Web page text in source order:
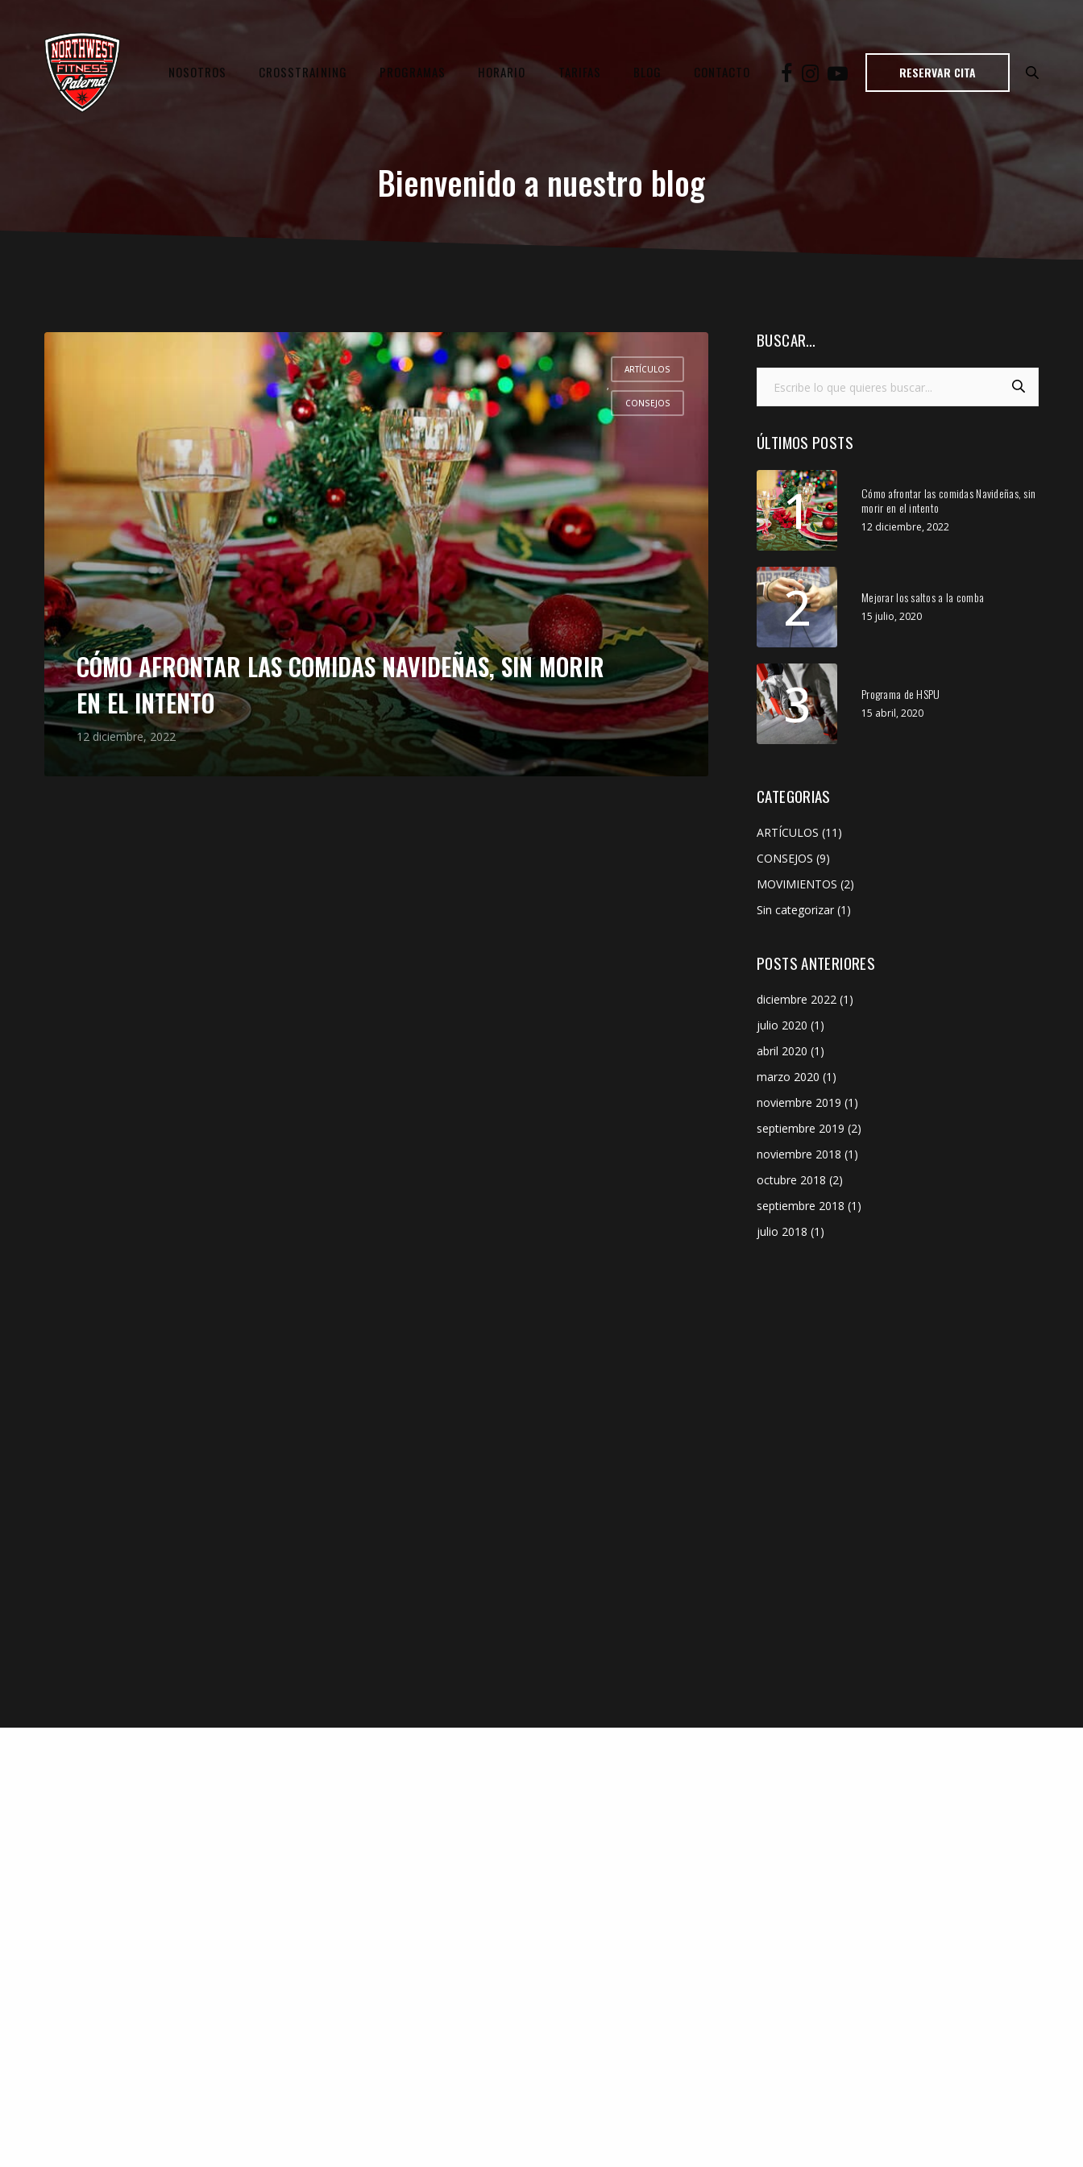
NOSOTROS CROSSTRAINING PROGRAMAS HORARIO TARIFAS BLOG CONTACTO RESERVAR CITA
Bienvenido a nuestro blog
ARTÍCULOS
,
CONSEJOS
CÓMO AFRONTAR LAS COMIDAS NAVIDEÑAS, SIN MORIR
EN EL INTENTO
12 diciembre, 2022
BUSCAR…
ÚLTIMOS POSTS
1
Cómo afrontar las comidas Navideñas, sin
morir en el intento
12 diciembre, 2022
2 Mejorar los saltos a la comba
15 julio, 2020
3 Programa de HSPU
15 abril, 2020
CATEGORIAS
ARTÍCULOS (11)
CONSEJOS (9)
MOVIMIENTOS (2)
Sin categorizar (1)
POSTS ANTERIORES
diciembre 2022 (1)
julio 2020 (1)
abril 2020 (1)
marzo 2020 (1)
noviembre 2019 (1)
septiembre 2019 (2)
noviembre 2018 (1)
octubre 2018 (2)
septiembre 2018 (1)
julio 2018 (1)